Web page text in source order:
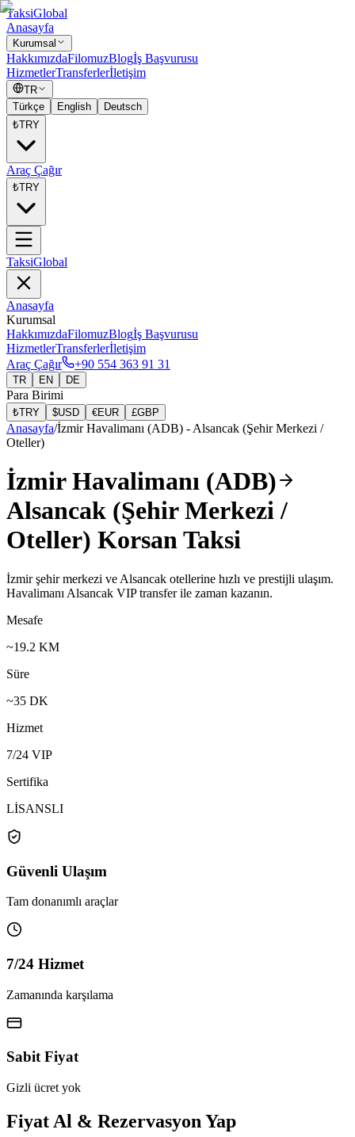
TaksiGlobal
Anasayfa
Kurumsal
HakkımızdaFilomuzBlogİş Başvurusu
HizmetlerTransferlerİletişim
TR
Türkçe
English
Deutsch
₺TRY
Araç Çağır
₺TRY
TaksiGlobal
Anasayfa
Kurumsal
HakkımızdaFilomuzBlogİş Başvurusu
HizmetlerTransferlerİletişim
Araç Çağır
+90 554 363 91 31
TR EN DE
Para Birimi
₺TRY $USD €EUR £GBP
Anasayfa/İzmir Havalimanı (ADB) - Alsancak (Şehir Merkezi /
Oteller)
İzmir Havalimanı (ADB)
Alsancak (Şehir Merkezi /
Oteller) Korsan Taksi
İzmir şehir merkezi ve Alsancak otellerine hızlı ve prestijli ulaşım.
Havalimanı Alsancak VIP transfer ile zaman kazanın.
Mesafe
~19.2 KM
Süre
~35 DK
Hizmet
7/24 VIP
Sertifika
LİSANSLI
Güvenli Ulaşım
Tam donanımlı araçlar
7/24 Hizmet
Zamanında karşılama
Sabit Fiyat
Gizli ücret yok
Fiyat Al & Rezervasyon Yap